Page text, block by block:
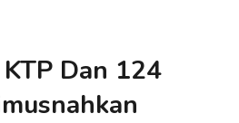
Dan 124